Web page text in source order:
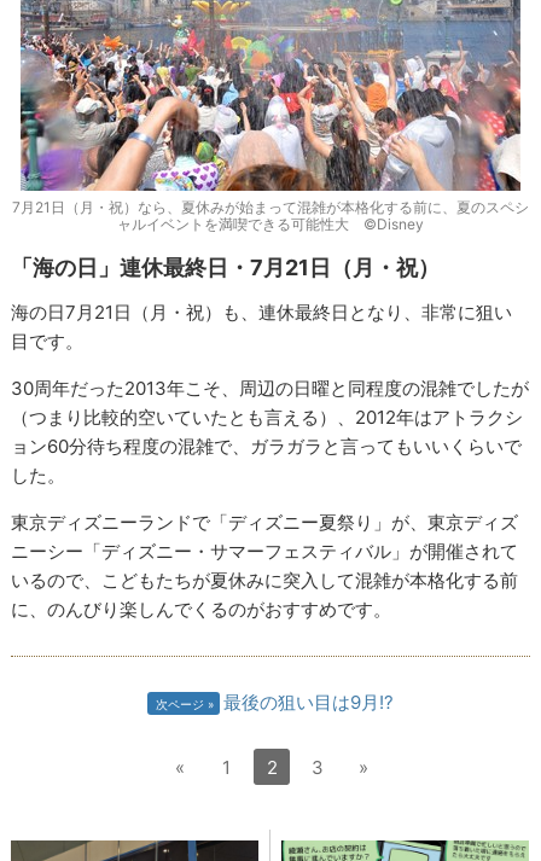
7月21日（月・祝）なら、夏休みが始まって混雑が本格化する前に、夏のスペシ
ャルイベントを満喫できる可能性大 ©Disney
「海の日」連休最終日・7月21日（月・祝）
海の日7月21日（月・祝）も、連休最終日となり、非常に狙い
目です。
30周年だった2013年こそ、周辺の日曜と同程度の混雑でしたが
（つまり比較的空いていたとも言える）、2012年はアトラクシ
ョン60分待ち程度の混雑で、ガラガラと言ってもいいくらいで
した。
東京ディズニーランドで「ディズニー夏祭り」が、東京ディズ
ニーシー「ディズニー・サマーフェスティバル」が開催されて
いるので、こどもたちが夏休みに突入して混雑が本格化する前
に、のんびり楽しんでくるのがおすすめです。
次ページ 最後の狙い目は9月!?
« 1 2 3 »